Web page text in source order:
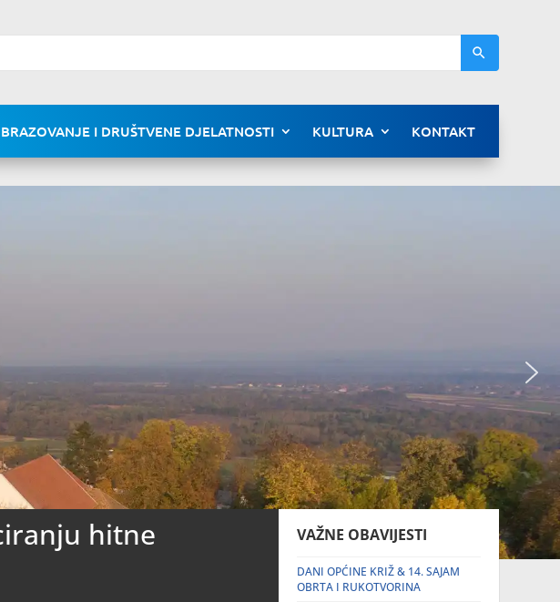
I DRUŠTVENE DJELATNOSTI KULTURA KONTAKT
hitne
VAŽNE OBAVIJESTI
DANI OPĆINE KRIŽ & 14. SAJAM
OBRTA I RUKOTVORINA